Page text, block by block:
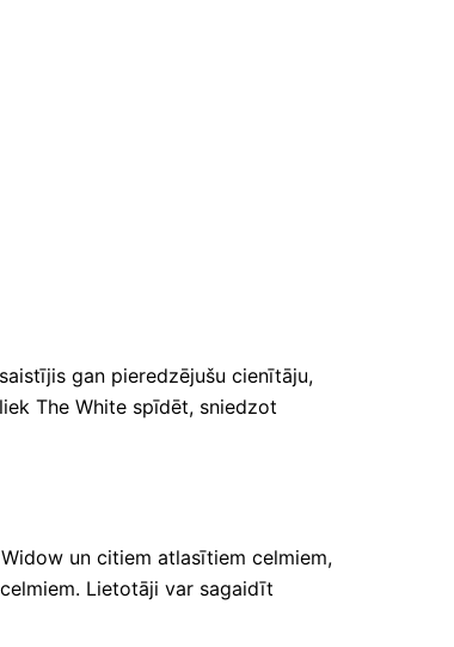
gan pieredzējušu cienītāju,
The White spīdēt, sniedzot
un citiem atlasītiem celmiem,
Lietotāji var sagaidīt